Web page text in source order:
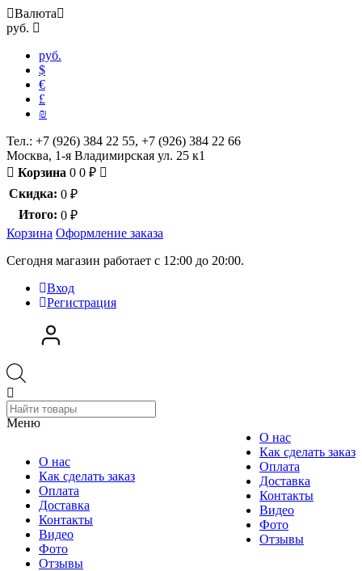
Валюта
руб.
руб.
$
€
£
₪
Тел.: +7 (926) 384 22 55, +7 (926) 384 22 66
Москва, 1-я Владимирская ул. 25 к1
Корзина 0 0 ₽
Скидка: 0 ₽
Итого: 0 ₽
Корзина Оформление заказа
Сегодня магазин работает с 12:00 до 20:00.
Вход
Регистрация
О нас
Как сделать заказ
Оплата
Доставка
Контакты
Видео
Фото
Отзывы
Меню
О нас
Как сделать заказ
Оплата
Доставка
Контакты
Видео
Фото
Отзывы